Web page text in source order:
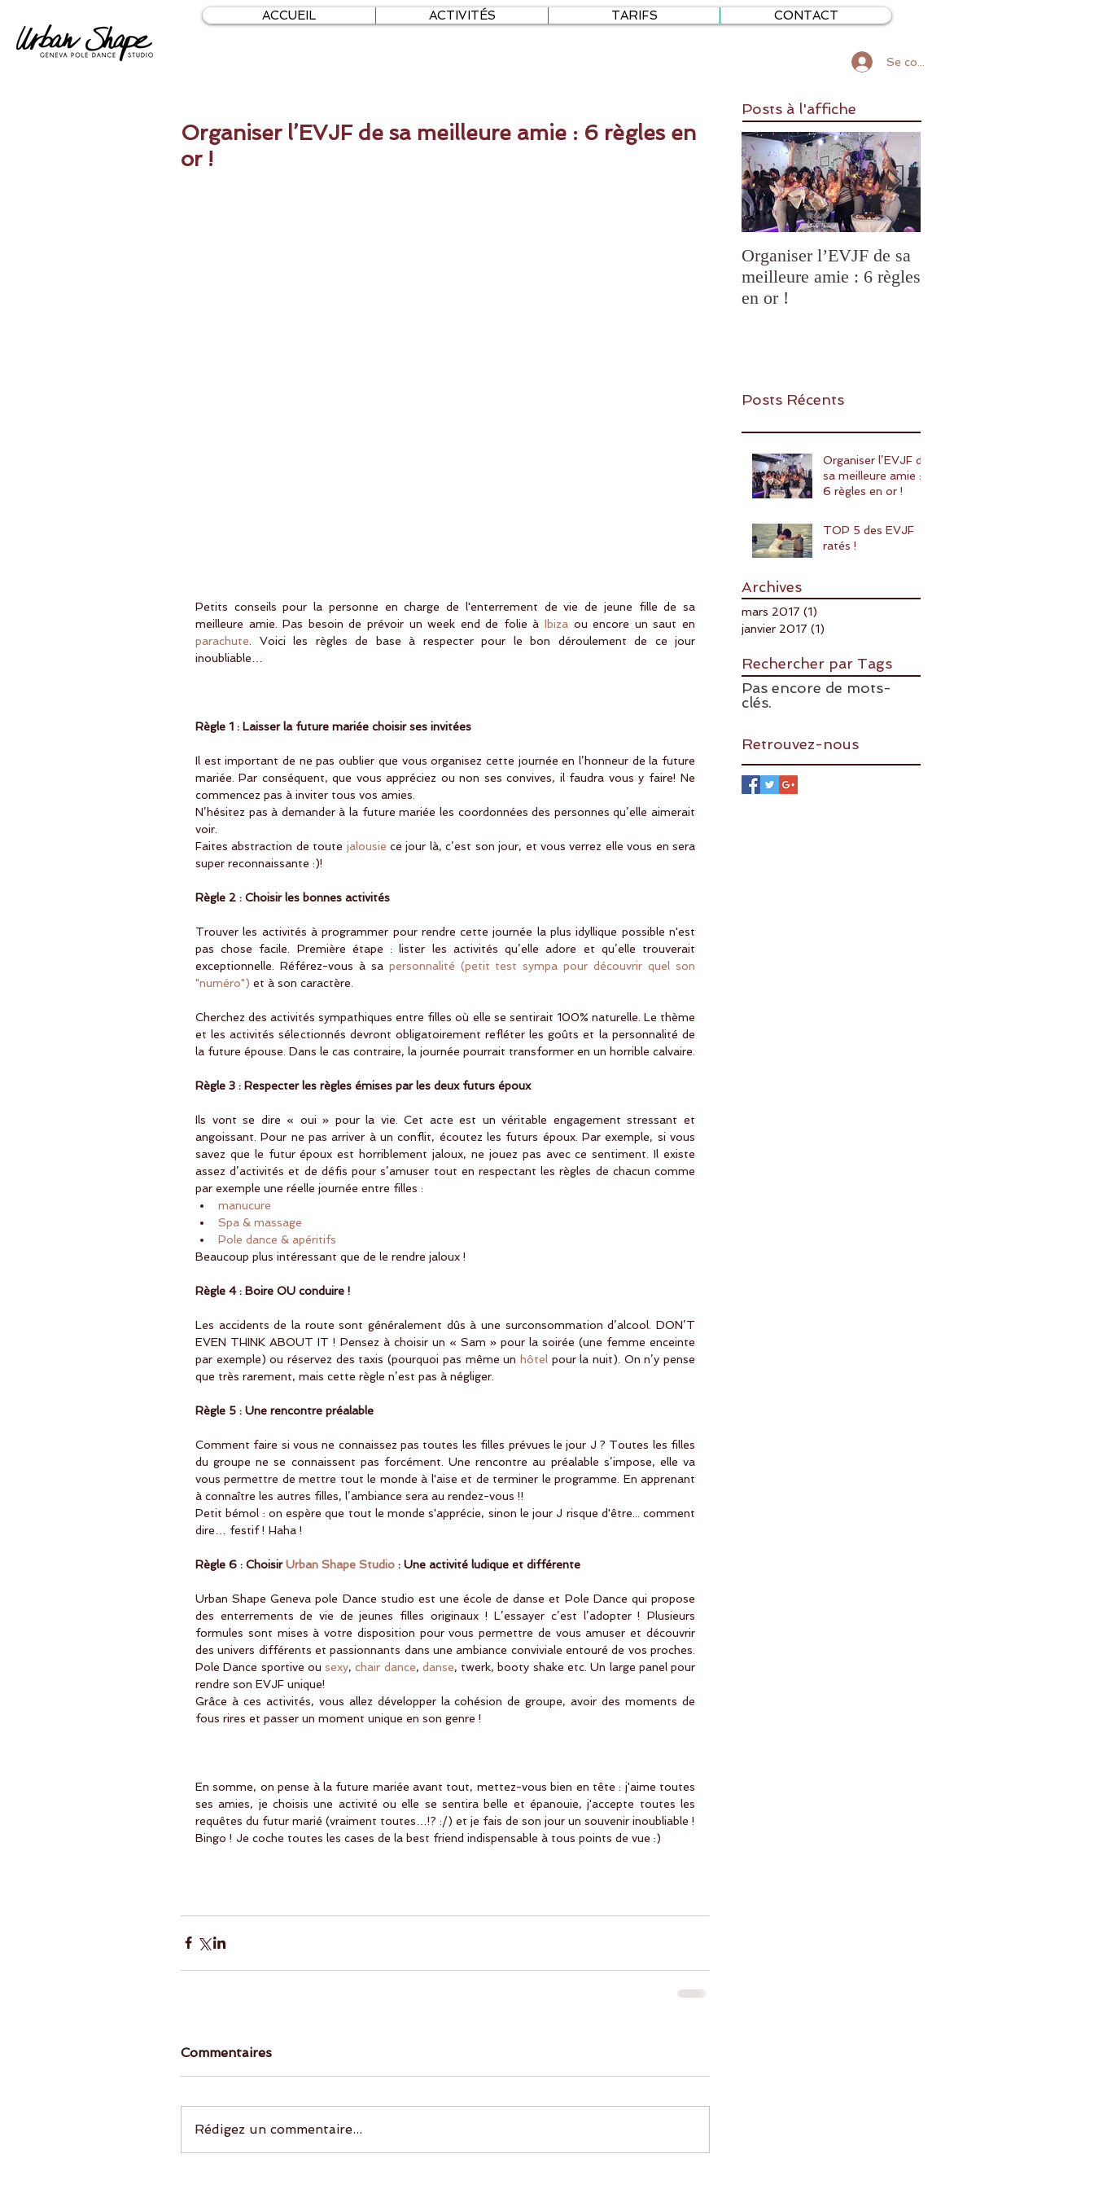
ACCUEIL ACTIVITÉS TARIFS CONTACT
Se connecter
Organiser l’EVJF de sa meilleure amie : 6 règles en
or !
Petits conseils pour la personne en charge de l'enterrement de vie de jeune fille de sa
meilleure amie. Pas besoin de prévoir un week end de folie à Ibiza
parachute . Voici les règles de base à respecter pour le bon déroulement de ce jour
inoubliable…
Règle 1 : Laisser la future mariée choisir ses invitées
Il est important de ne pas oublier que vous organisez cette journée en l’honneur de la future
mariée. Par conséquent, que vous appréciez ou non ses convives, il faudra vous y faire! Ne
commencez pas à inviter tous vos amies.
N’hésitez pas à demander à la future mariée les coordonnées des personnes qu’elle aimerait
voir.
Faites abstraction de toute jalousie ce jour là, c’est son jour, et vous verrez elle vous en sera
super reconnaissante :)!
Règle 2 : Choisir les bonnes activités
Trouver les activités à programmer pour rendre cette journée la plus idyllique possible n'est
pas chose facile. Première étape : lister les activités qu’elle adore et qu’elle trouverait
exceptionnelle. Référez-vous à sa personnalité (petit test sympa pour découvrir quel son
"numéro") et à son caractère.
Cherchez des activités sympathiques entre filles où elle se sentirait 100% naturelle. Le thème
et les activités sélectionnés devront obligatoirement refléter les goûts et la personnalité de
la future épouse. Dans le cas contraire, la journée pourrait transformer en un horrible calvaire.
Règle 3 : Respecter les règles émises par les deux futurs époux
Ils vont se dire « oui » pour la vie. Cet acte est un véritable engagement stressant et
angoissant. Pour ne pas arriver à un conflit, écoutez les futurs époux. Par exemple, si vous
savez que le futur époux est horriblement jaloux, ne jouez pas avec ce sentiment. Il existe
assez d’activités et de défis pour s’amuser tout en respectant les règles de chacun comme
par exemple une réelle journée entre filles :
manucure
Spa & massage
Pole dance & apéritifs
Beaucoup plus intéressant que de le rendre jaloux !
Règle 4 : Boire OU conduire !
Les accidents de la route sont généralement dûs à une surconsommation d’alcool. DON’T
EVEN THINK ABOUT IT ! Pensez à choisir un « Sam » pour la soirée (une femme enceinte
par exemple) ou réservez des taxis (pourquoi pas même un hôtel pour la nuit). On n’y pense
que très rarement, mais cette règle n’est pas à négliger.
Règle 5 : Une rencontre préalable
Comment faire si vous ne connaissez pas toutes les filles prévues le jour J ? Toutes les filles
du groupe ne se connaissent pas forcément. Une rencontre au préalable s’impose, elle va
vous permettre de mettre tout le monde à l'aise et de terminer le programme. En apprenant
à connaître les autres filles, l’ambiance sera au rendez-vous !!
Petit bémol : on espère que tout le monde s'apprécie, sinon le jour J risque d'être... comment
dire… festif ! Haha !
Règle 6 : Choisir Urban Shape Studio : Une activité ludique et différente
Urban Shape Geneva pole Dance studio est une école de danse et Pole Dance qui propose
des enterrements de vie de jeunes filles originaux ! L’essayer c’est l’adopter ! Plusieurs
formules sont mises à votre disposition pour vous permettre de vous amuser et découvrir
des univers différents et passionnants dans une ambiance conviviale entouré de vos proches.
Pole Dance sportive ou sexy, chair dance, danse, twerk, booty shake etc. Un large panel pour
rendre son EVJF unique!
Grâce à ces activités, vous allez développer la cohésion de groupe, avoir des moments de
fous rires et passer un moment unique en son genre !
En somme, on pense à la future mariée avant tout, mettez-vous bien en tête : j'aime toutes
ses amies, je choisis une activité ou elle se sentira belle et épanouie, j'accepte toutes les
requêtes du futur marié (vraiment toutes…!? :/) et je fais de son jour un souvenir inoubliable !
Bingo ! Je coche toutes les cases de la best friend indispensable à tous points de vue :)
Commentaires
Rédigez un commentaire...
Posts à l'affiche
Organiser l’EVJF de sa
meilleure amie : 6 règles
en or !
Posts Récents
Organiser l’EVJF de
sa meilleure amie :
6 règles en or !
TOP 5 des EVJF
ratés !
Archives
mars 2017 (1)
janvier 2017 (1)
Rechercher par Tags
Pas encore de mots-
clés.
Retrouvez-nous